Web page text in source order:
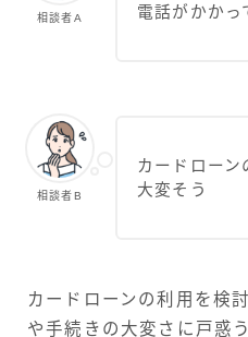
相談者A
電話がかか
相談者B
カードローン
大変そう
カードローンの利用を検
や手続きの大変さに戸惑